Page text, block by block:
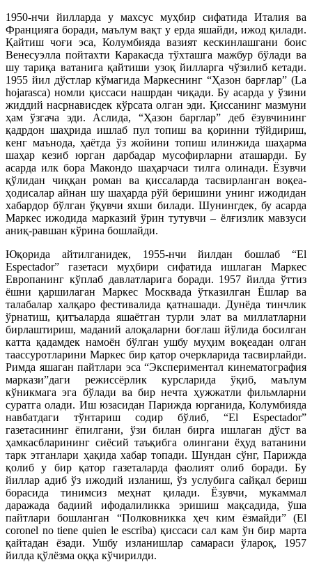
1950-нчи йилларда у махсус муҳбир сифатида Италия ва
Францияга боради, маълум вақт у ерда яшайди, ижод қилади.
Қайтиш чоғи эса, Колумбияда вазият кескинлашгани боис
Венесуэлла пойтахти Каракасда тўхташга мажбур бўлади ва
шу тариқа ватанига қайтиши узоқ йилларга чўзилиб кетади.
1955 йил дўстлар кўмагида Маркеснинг “Ҳазон барғлар” (La
hojarasca) номли қиссаси нашрдан чиқади. Бу асарда у ўзини
жиддий насрнависдек кўрсата олган эди. Қиссанинг мазмуни
ҳам ўзгача эди. Аслида, “Ҳазон барглар” деб ёзувчининг
қадрдон шаҳрида ишлаб пул топиш ва қоринни тўйдириш,
кенг маънода, ҳаётда ўз жойини топиш илинжида шаҳарма
шаҳар кезиб юрган дарбадар мусофирларни аташарди. Бу
асарда илк бора Макондо шаҳарчаси тилга олинади. Ёзувчи
қўлидан чиққан роман ва қиссаларда тасвирланган воқеа-
ҳодисалар айнан шу шаҳарда рўй беришини унинг ижодидан
хабардор бўлган ўқувчи яхши билади. Шунингдек, бу асарда
Маркес ижодида марказий ўрин тутувчи – ёлғизлик мавзуси
аниқ-равшан кўрина бошлайди.
Юқорида айтилганидек, 1955-нчи йилдан бошлаб “El
Espectador” газетаси муҳбири сифатида ишлаган Маркес
Европанинг кўплаб давлатларига боради. 1957 йилда ўттиз
ёшни қаршилаган Маркес Москвада ўтказилган Ёшлар ва
талабалар халқаро фестивалида қатнашади. Дунёда тинчлик
ўрнатиш, қитъаларда яшаётган турли элат ва миллатларни
бирлаштириш, маданий алоқаларни боғлаш йўлида босилган
катта қадамдек намоён бўлган ушбу муҳим воқеадан олган
таассуротларини Маркес бир қатор очеркларида тасвирлайди.
Римда яшаган пайтлари эса “Экспериментал кинематография
маркази”даги режиссёрлик курсларида ўқиб, маълум
кўникмага эга бўлади ва бир нечта ҳужжатли фильмларни
суратга олади. Иш юзасидан Парижда юрганида, Колумбияда
навбатдаги тўнтариш содир бўлиб, “El Espectador”
газетасининг ёпилгани, ўзи билан бирга ишлаган дўст ва
ҳамкасбларининг сиёсий таъқибга олингани ёҳуд ватанини
тарк этганлари ҳақида хабар топади. Шундан сўнг, Парижда
қолиб у бир қатор газеталарда фаолият олиб боради. Бу
йиллар адиб ўз ижодий изланиш, ўз услубига сайқал бериш
борасида тинимсиз меҳнат қилади. Ёзувчи, мукаммал
даражада бадиий ифодалиликка эришиш мақсадида, ўша
пайтлари бошланган “Полковникка ҳеч ким ёзмайди” (El
coronel no tiene quien le escriba) қиссаси сал кам ўн бир марта
қайтадан ёзади. Ушбу изланишлар самараси ўлароқ, 1957
йилда қўлёзма оққа кўчирилди.